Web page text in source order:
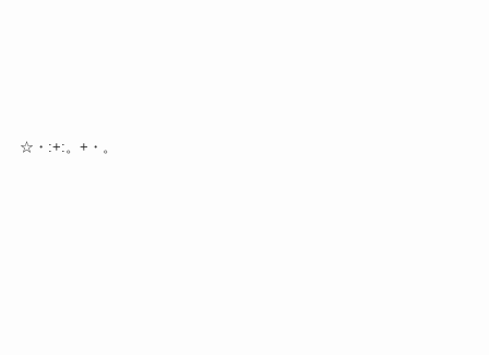
☆・:+:。+・。